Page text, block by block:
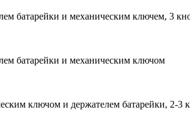
батарейки и механическим ключем, 3
батарейки и механическим ключом
ключом и держателем батарейки, 2-3